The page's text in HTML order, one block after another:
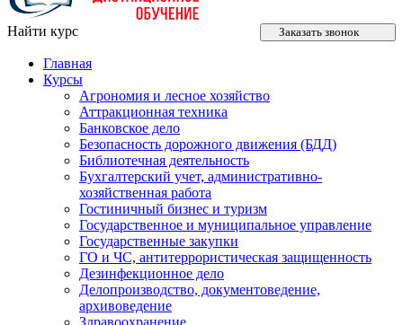
Найти курс Заказать звонок
Главная
Курсы
Агрономия и лесное хозяйство
Аттракционная техника
Банковское дело
Безопасность дорожного движения (БДД)
Библиотечная деятельность
Бухгалтерский учет, административно-
хозяйственная работа
Гостиничный бизнес и туризм
Государственное и муниципальное управление
Государственные закупки
ГО и ЧС, антитеррористическая защищенность
Дезинфекционное дело
Делопроизводство, документоведение,
архивоведение
Здравоохранение